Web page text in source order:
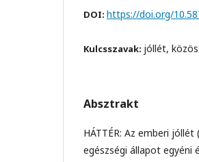
DOI: https://doi.org/
Kulcsszavak: jóllét,
Absztrakt
HÁTTÉR: Az emberi jóllét (
egészségi állapot egyéni